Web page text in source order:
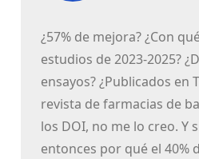
¿57% de mejora? ¿Con
estudios de 2023-2025?
ensayos? ¿Publicados en
revista de farmacias de
los DOI, no me lo creo. Y
entonces por qué el 40%